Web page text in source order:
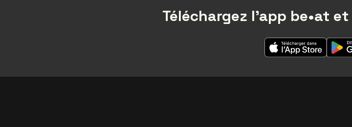
Téléchargez l'app be•at